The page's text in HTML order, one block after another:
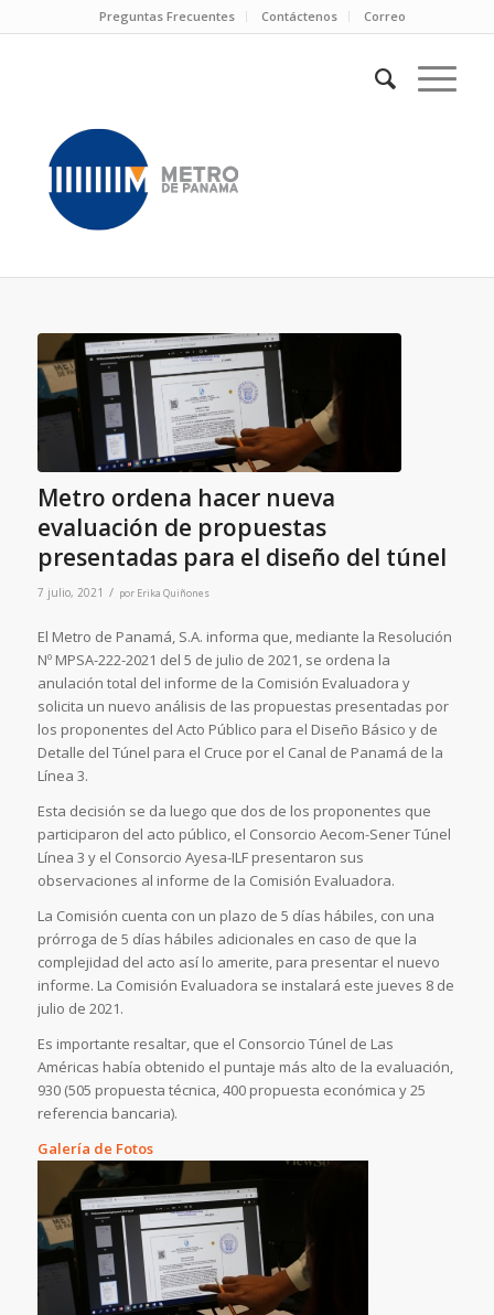
Preguntas Frecuentes Contáctenos Correo
Metro ordena hacer nueva
evaluación de propuestas
presentadas para el diseño del túnel
7 julio, 2021 / por Erika Quiñones
El Metro de Panamá, S.A. informa que, mediante la Resolución
Nº MPSA-222-2021 del 5 de julio de 2021, se ordena la
anulación total del informe de la Comisión Evaluadora y
solicita un nuevo análisis de las propuestas presentadas por
los proponentes del Acto Público para el Diseño Básico y de
Detalle del Túnel para el Cruce por el Canal de Panamá de la
Línea 3.
Esta decisión se da luego que dos de los proponentes que
participaron del acto público, el Consorcio Aecom-Sener Túnel
Línea 3 y el Consorcio Ayesa-ILF presentaron sus
observaciones al informe de la Comisión Evaluadora.
La Comisión cuenta con un plazo de 5 días hábiles, con una
prórroga de 5 días hábiles adicionales en caso de que la
complejidad del acto así lo amerite, para presentar el nuevo
informe. La Comisión Evaluadora se instalará este jueves 8 de
julio de 2021.
Es importante resaltar, que el Consorcio Túnel de Las
Américas había obtenido el puntaje más alto de la evaluación,
930 (505 propuesta técnica, 400 propuesta económica y 25
referencia bancaria).
Galería de Fotos